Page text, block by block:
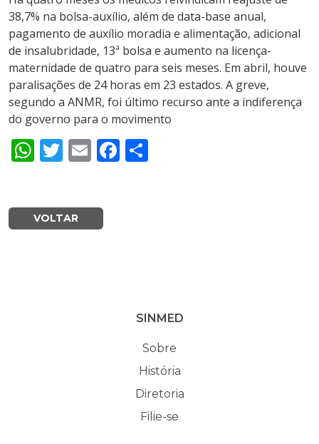
38,7% na bolsa-auxílio, além de data-base anual,
pagamento de auxílio moradia e alimentação, adicional
de insalubridade, 13ª bolsa e aumento na licença-
maternidade de quatro para seis meses. Em abril, houve
paralisações de 24 horas em 23 estados. A greve,
segundo a ANMR, foi último recurso ante a indiferença
do governo para o movimento
WhatsApp
Twitter
EmailFacebook
VOLTAR
SINMED
Sobre
História
Diretoria
Filie-se